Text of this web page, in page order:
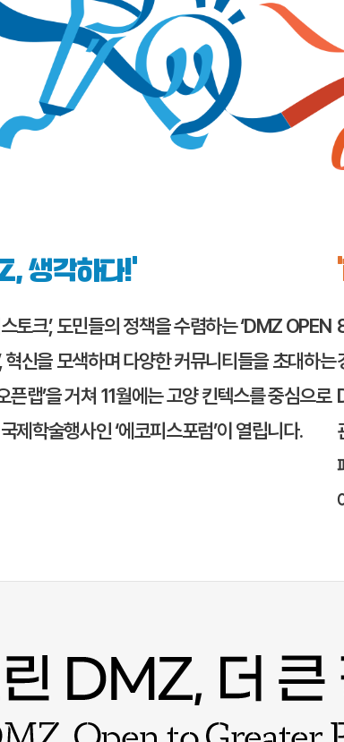
생각하다!’
토크’, 도민들의 정책을 수렴하는 ‘DMZ OPEN
혁신을 모색하며 다양한 커뮤니티들을 초대하는
픈랩’을 거쳐 11월에는고양킨텍스를 중심으로
제학술행사인 ‘에코피스포럼’이 열립니다.